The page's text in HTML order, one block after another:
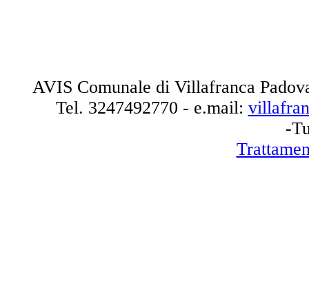
AVIS Comunale di Villafranca
Tel. 3247492770 - e.mail:
-